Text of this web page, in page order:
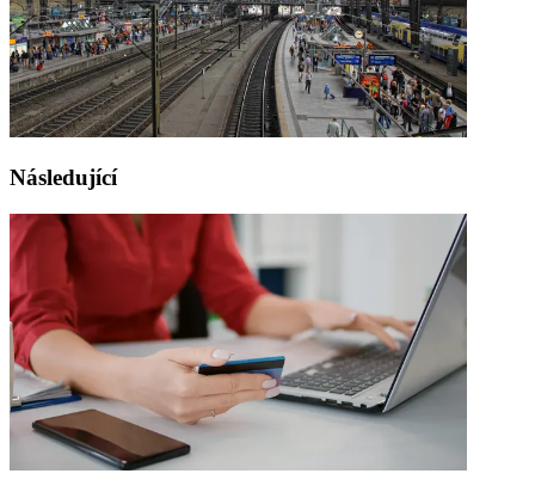
Následující